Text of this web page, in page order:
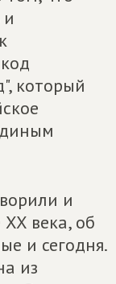
который
и
века, об
и сегодня.
из